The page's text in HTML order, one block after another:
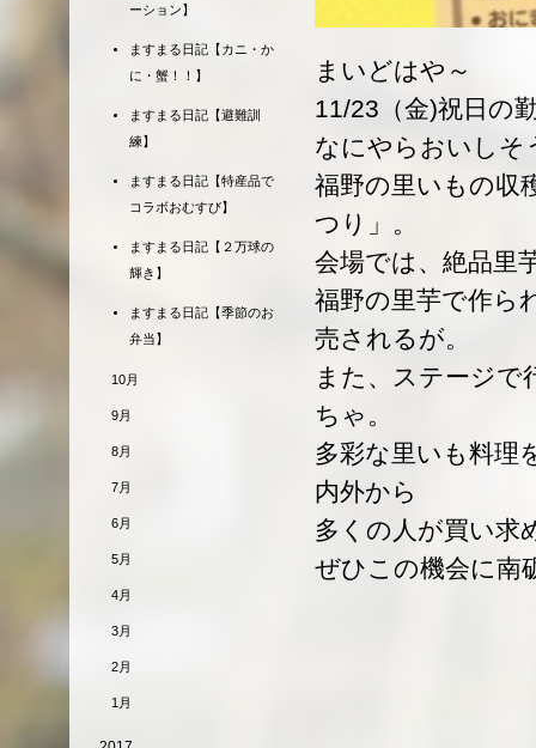
まいどはや～
11/23（金)祝日の
なにやらおいしそ
福野の里いもの収
つり」。
会場では、絶品里
福野の里芋で作ら
売されるが。
また、ステージで
ちゃ。
多彩な里いも料理
内外から
多くの人が買い求
ぜひこの機会に南
ーション】
ますまる日記【カニ・か
に・蟹！！】
ますまる日記【避難訓
練】
ますまる日記【特産品で
コラボおむすび】
ますまる日記【２万球の
輝き】
ますまる日記【季節のお
弁当】
10月
9月
8月
7月
6月
5月
4月
3月
2月
1月